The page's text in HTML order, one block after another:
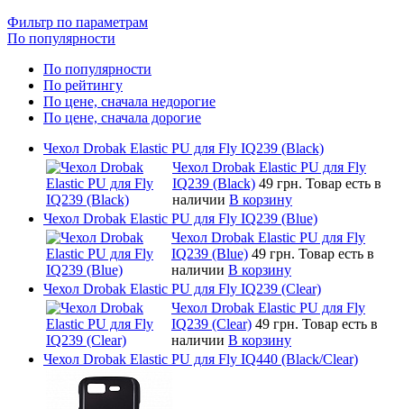
Фильтр по параметрам
По популярности
По популярности
По рейтингу
По цене, сначала недорогие
По цене, сначала дорогие
Чехол Drobak Elastic PU для Fly IQ239 (Black)
Чехол Drobak Elastic PU для Fly
IQ239 (Black) 49 грн. Товар есть в
наличии В корзину
Чехол Drobak Elastic PU для Fly IQ239 (Blue)
Чехол Drobak Elastic PU для Fly
IQ239 (Blue) 49 грн. Товар есть в
наличии В корзину
Чехол Drobak Elastic PU для Fly IQ239 (Clear)
Чехол Drobak Elastic PU для Fly
IQ239 (Clear) 49 грн. Товар есть в
наличии В корзину
Чехол Drobak Elastic PU для Fly IQ440 (Black/Clear)